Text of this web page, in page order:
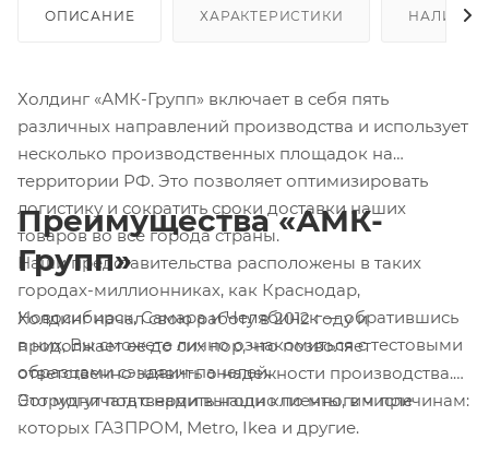
ОПИСАНИЕ ХАРАКТЕРИСТИКИ НАЛИЧИЕ
Холдинг «АМК-Групп» включает в себя пять
различных направлений производства и использует
несколько производственных площадок на
территории РФ. Это позволяет оптимизировать
логистику и сократить сроки доставки наших
товаров во все города страны.
Наши представительства расположены в таких
городах-миллионниках, как Краснодар,
Новосибирск, Самара и Челябинск — обратившись
в них, Вы сможете лично ознакомиться с тестовыми
образцами сэндвич-панелей.
Преимущества «АМК-
Групп»
Холдинг начал свою работу в 2012 году и
продолжает ее до сих пор, что позволяет
ответственно заявить о надежности производства.
Это могут подтвердить наши клиенты, в числе
которых ГАЗПРОМ, Metro, Ikea и другие.
Сотрудничать с нами выгодно по многим причинам: